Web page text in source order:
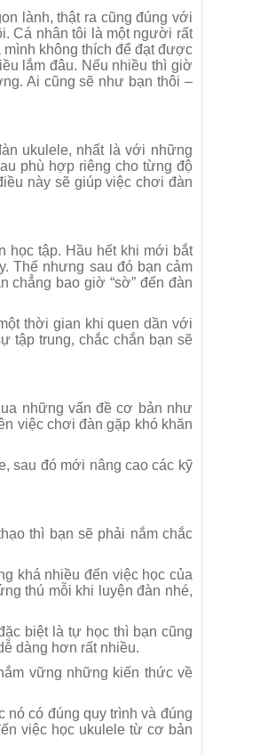
lành, thật ra cũng đúng với
Cá nhân tôi là một người rất
không thích để đạt được
lắm đâu. Nếu nhiều thì giờ
Ai cũng sẽ như bạn thôi –
ukulele, nhất là với những
phù hợp riêng cho từng độ
này sẽ giúp việc chơi đàn
học tập. Hầu hết khi mới bắt
Thế nhưng sau đó bạn cảm
chẳng bao giờ “sờ” đến đàn
thời gian khi quen dần với
tập trung, chắc chắn bạn sẽ
những vấn đề cơ bản như
việc chơi đàn gặp khó khăn
sau đó mới nâng cao các kỹ
thì bạn sẽ phải nắm chắc
khá nhiều đến việc học của
thú mỗi khi luyện đàn nhé,
biệt là tự học thì bạn cũng
dàng hơn rất nhiều.
vững những kiến thức về
nó có đúng quy trình và đúng
việc học ukulele từ cơ bản